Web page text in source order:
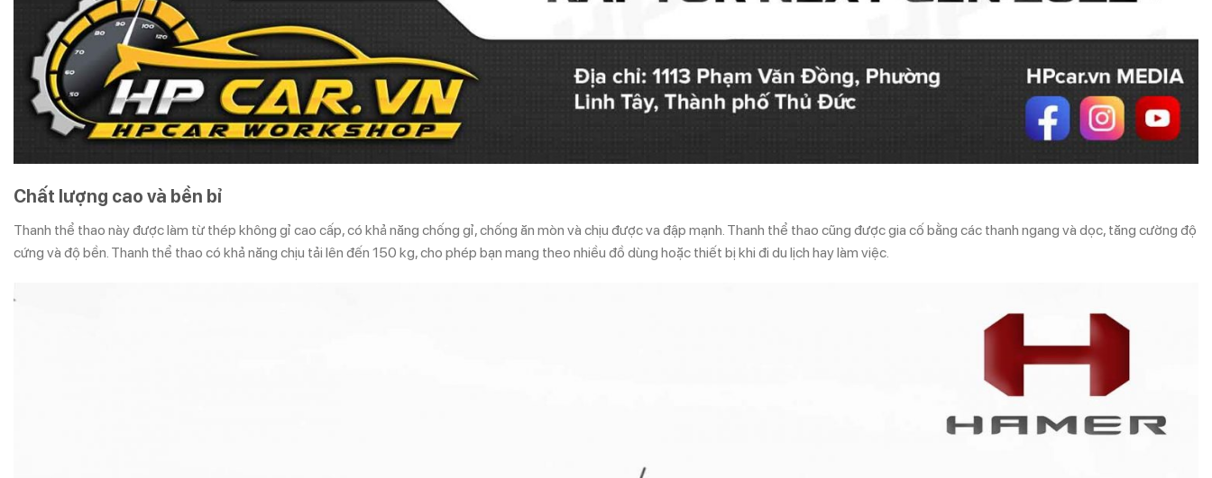
Chất lượng cao và bền bỉ
Thanh thể thao này được làm từ thép không gỉ cao cấp, có khả năng chống gỉ, chống ăn mòn và chịu được va đập mạnh. Thanh thể thao cũng được gia cố bằng các thanh ngang và dọc, tăng cường độ
cứng và độ bền. Thanh thể thao có khả năng chịu tải lên đến 150 kg, cho phép bạn mang theo nhiều đồ dùng hoặc thiết bị khi đi du lịch hay làm việc.